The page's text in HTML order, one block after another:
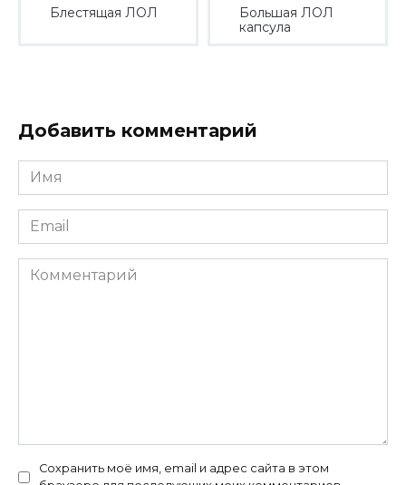
Блестящая ЛОЛ
Большая ЛОЛ
капсула
Добавить комментарий
Имя
*
Email
*
Комментарий
Сохранить моё имя, email и адрес сайта в этом